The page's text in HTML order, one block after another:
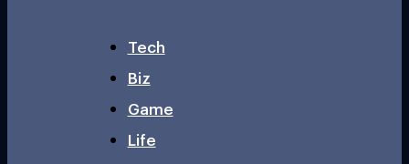
Tech
Biz
Game
Life